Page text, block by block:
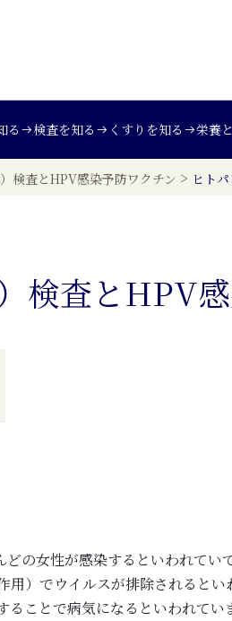
る 検査を知る くすりを知る 栄養
検査とHPV感染予防ワクチン > ヒト
検査とHPV
女性が感染するといわれてい
）でウイルスが排除されると
ことで病気になるといわれて